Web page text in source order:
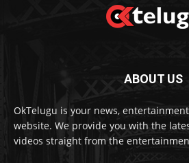
ABOUT US
OkTelugu is your news,
website. We provide you with the
videos straight from the